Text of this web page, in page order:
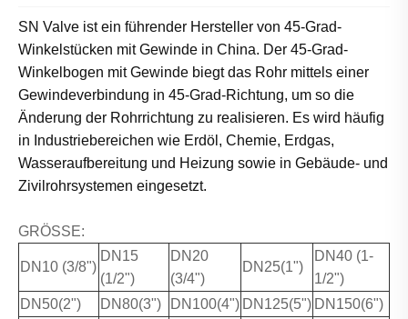
SN Valve ist ein führender Hersteller von 45-Grad-
Winkelstücken mit Gewinde in China. Der 45-Grad-
Winkelbogen mit Gewinde biegt das Rohr mittels einer
Gewindeverbindung in 45-Grad-Richtung, um so die
Änderung der Rohrrichtung zu realisieren. Es wird häufig
in Industriebereichen wie Erdöl, Chemie, Erdgas,
Wasseraufbereitung und Heizung sowie in Gebäude- und
Zivilrohrsystemen eingesetzt.
GRÖSSE:
DN10 (3/8")
DN15
(1/2")
DN20
(3/4")
DN25(1")
DN40 (1-
1/2")
DN50(2")
DN80(3") DN100(4") DN125(5") DN150(6")